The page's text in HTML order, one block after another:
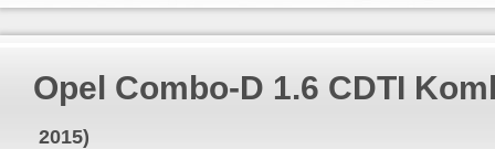
Opel Combo-D 1.6 CDTI
2015)